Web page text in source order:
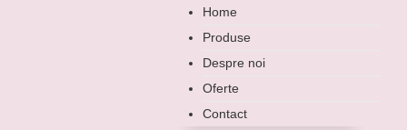
Home
Produse
Despre noi
Oferte
Contact